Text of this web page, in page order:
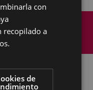
Aviso legal
Contacto
con
recopilado a
de